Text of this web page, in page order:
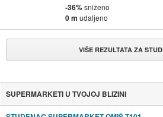
-36%sniženo
0 m udaljeno
VIŠE REZULTATA ZA
SUPERMARKETI U TVOJOJ BLIZINI